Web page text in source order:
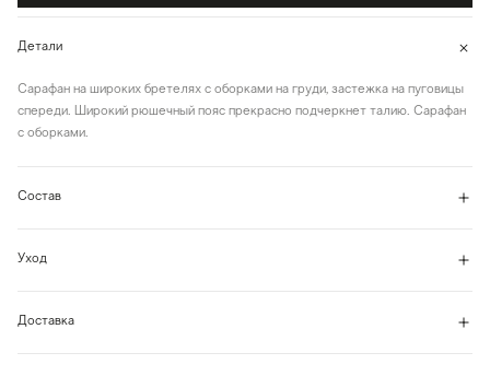
Детали
Сарафан на широких бретелях с оборками на груди, застежка на пуговицы
спереди. Широкий рюшечный пояс прекрасно подчеркнет талию. Сарафан
с оборками.
Состав
Уход
Доставка